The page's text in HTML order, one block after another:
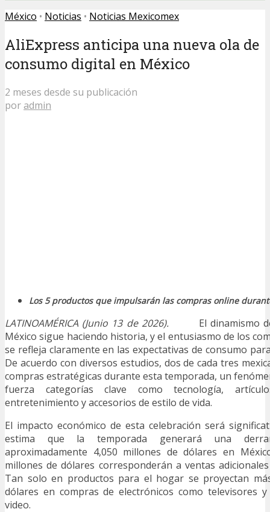
México • Noticias • Noticias Mexicomex
AliExpress anticipa una nueva ola de
consumo digital en México
2 meses desde su publicación
poradmin
Los 5 productos que impulsarán las compras online
LATINOAMÉRICA (Junio 13 de 2026). El dinamismo
México sigue haciendo historia, y el entusiasmo de los
se refleja claramente en las expectativas de consumo
De acuerdo con diversos estudios, dos de cada tres
compras estratégicas durante esta temporada, un
fuerza categorías clave como tecnología,
entretenimiento y accesorios de estilo de vida.
El impacto económico de esta celebración será
estima que la temporada generará una
aproximadamente 4,050 millones de dólares en
millones de dólares corresponderán a ventas
Tan solo en productos para el hogar se proyectan
dólares en compras de electrónicos como televisores
video.